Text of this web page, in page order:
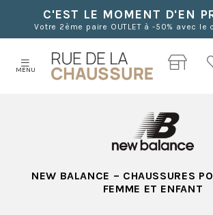
C'EST LE MOMENT D'EN
Votre 2ème paire OUTLET à -50% avec le
MENU
NEW BALANCE – CHAUSSURES
FEMME ET ENFANT